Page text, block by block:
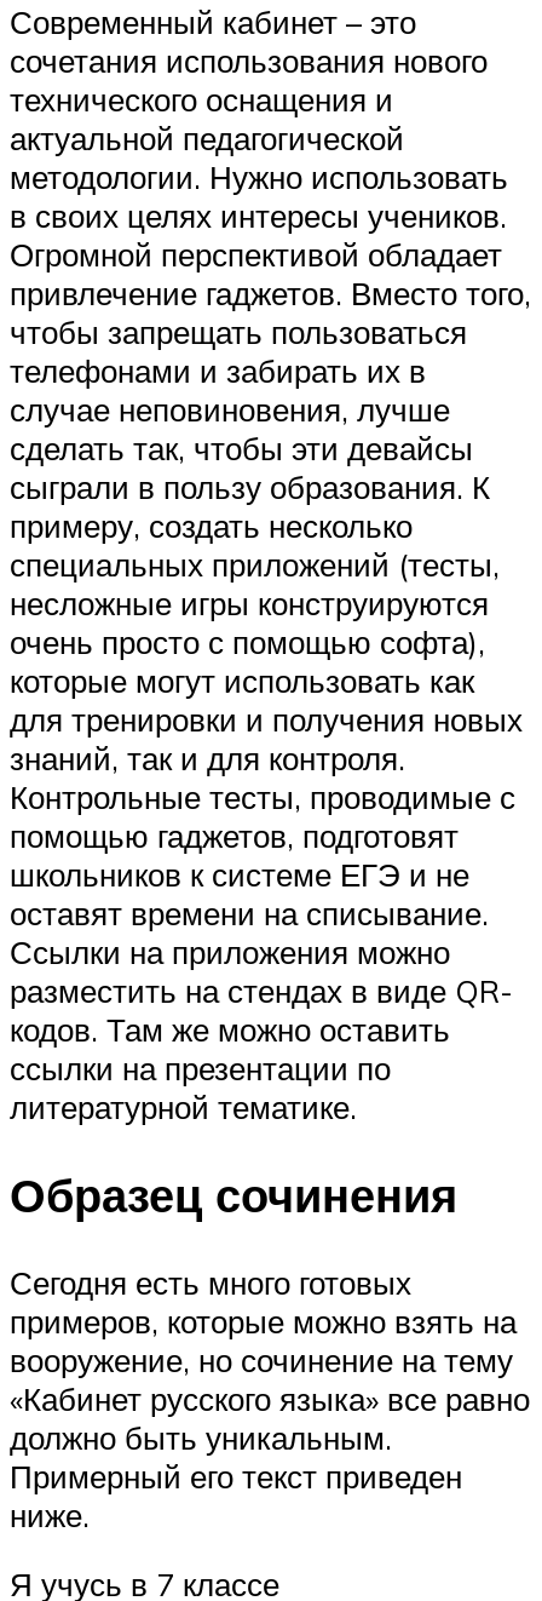
Современный кабинет – это
сочетания использования нового
технического оснащения и
актуальной педагогической
методологии. Нужно использовать
в своих целях интересы учеников.
Огромной перспективой обладает
привлечение гаджетов. Вместо того,
чтобы запрещать пользоваться
телефонами и забирать их в
случае неповиновения, лучше
сделать так, чтобы эти девайсы
сыграли в пользу образования. К
примеру, создать несколько
специальных приложений (тесты,
несложные игры конструируются
очень просто с помощью софта),
которые могут использовать как
для тренировки и получения новых
знаний, так и для контроля.
Контрольные тесты, проводимые с
помощью гаджетов, подготовят
школьников к системе ЕГЭ и не
оставят времени на списывание.
Ссылки на приложения можно
разместить на стендах в виде QR-
кодов. Там же можно оставить
ссылки на презентации по
литературной тематике.
Образец сочинения
Сегодня есть много готовых
примеров, которые можно взять на
вооружение, но сочинение на тему
«Кабинет русского языка» все равно
должно быть уникальным.
Примерный его текст приведен
ниже.
Я учусь в 7 классе